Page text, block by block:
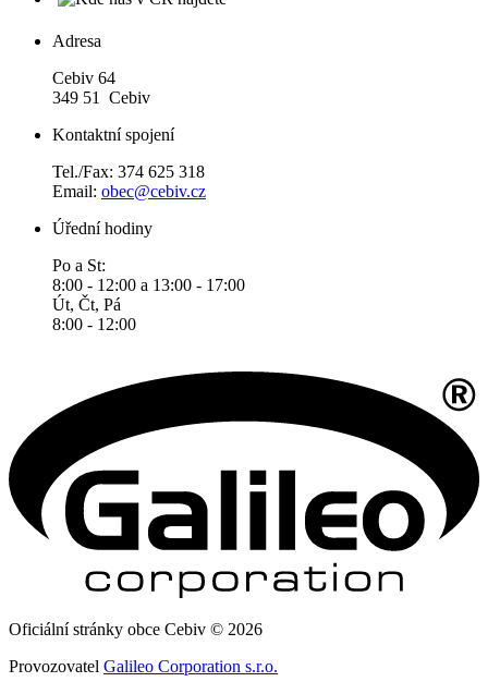
Adresa
Cebiv 64
349 51 Cebiv
Kontaktní spojení
Tel./Fax: 374 625 318
Email: obec@cebiv.cz
Úřední hodiny
Po a St:
8:00 - 12:00 a 13:00 - 17:00
Út, Čt, Pá
8:00 - 12:00
Oficiální stránky obce Cebiv © 2026
Provozovatel Galileo Corporation s.r.o.